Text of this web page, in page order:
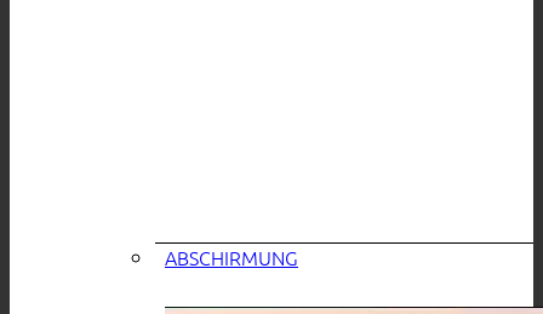
ABSCHIRMUNG